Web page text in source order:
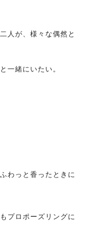
人が、様々な偶然と
一緒にいたい。
わっと香ったときに
プロポーズリングに